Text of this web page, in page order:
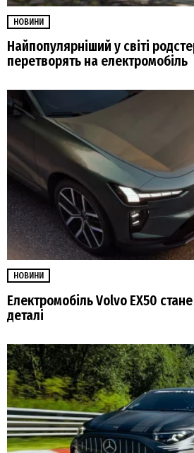
НОВИНИ
Найпопулярніший у світі
перетворять на електромобіль
НОВИНИ
Електромобіль Volvo EX50
деталі